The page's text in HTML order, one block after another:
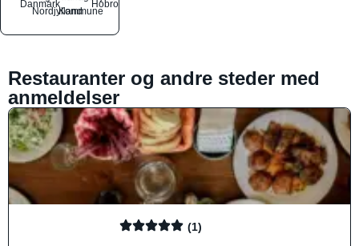
Danmark
Nordjylland
Kommune
Hobro
Restauranter og andre steder med
anmeldelser
(1)